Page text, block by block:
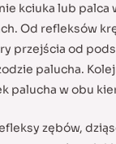
kciuka lub palca
Od refleksów
przejścia od
palucha.
palucha w obu
zębów,